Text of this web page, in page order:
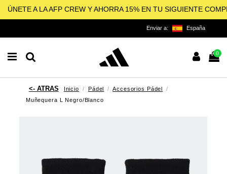
ÚNETE A LA AFP CREW Y AHORRA 15% EN TU SIGUIENTE
Enviar a: España
0
Inicio Pádel
Accesorios Pádel
Muñequera L Negro/Blanco